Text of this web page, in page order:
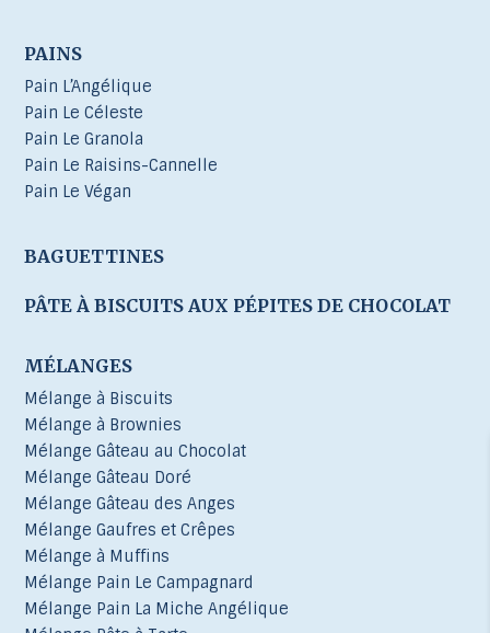
PAINS
Pain L’Angélique
Pain Le Céleste
Pain Le Granola
Pain Le Raisins-Cannelle
Pain Le Végan
BAGUETTINES
PÂTE À BISCUITS AUX PÉPITES DE CHOCOLAT
MÉLANGES
Mélange à Biscuits
Mélange à Brownies
Mélange Gâteau au Chocolat
Mélange Gâteau Doré
Mélange Gâteau des Anges
Mélange Gaufres et Crêpes
Mélange à Muffins
Mélange Pain Le Campagnard
Mélange Pain La Miche Angélique